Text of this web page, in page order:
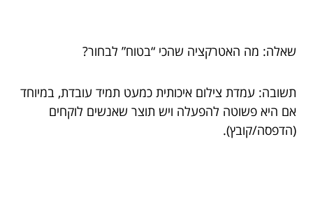
שאלה: מה האטרקציה שהכי “בטוח” לבחור?
תשובה: עמדת צילום איכותית כמעט תמיד עובדת, במיוחד
אם היא פשוטה להפעלה ויש תוצר שאנשים לוקחים
(הדפסה/קובץ).